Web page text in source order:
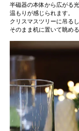
半磁器の本体から広がる光
温もりが感じられます。
クリスマスツリーに吊る
そのまま机に置いて眺め